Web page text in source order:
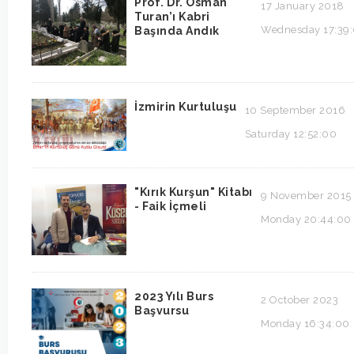
Turan’ı Kabri
Başında Andık
17 January 2018
Wednesday
İzmirin Kurtuluşu
10 September 2016
Saturday 12:52:00
"Kırık Kurşun" Kitabı
- Faik İçmeli
9 November 2015
Monday 20:44:00
2023 Yılı Burs
Başvursu
2 October 2023
Monday 16:34:00